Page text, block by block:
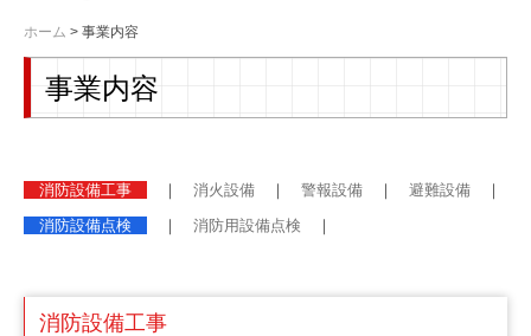
ホーム 事業内容
事業内容
消防設備工事 ｜ 消火設備 ｜ 警報設備 ｜ 避難設備 ｜
消防設備点検
｜ 消防用設備点検 ｜
消防設備工事